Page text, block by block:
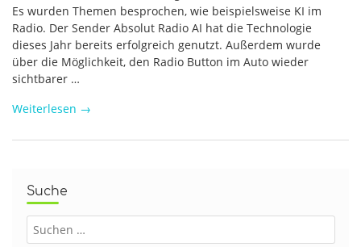
Es wurden Themen besprochen, wie beispielsweise KI im
Radio. Der Sender Absolut Radio AI hat die Technologie
dieses Jahr bereits erfolgreich genutzt. Außerdem wurde
über die Möglichkeit, den Radio Button im Auto wieder
sichtbarer …
Weiterlesen →
Suche